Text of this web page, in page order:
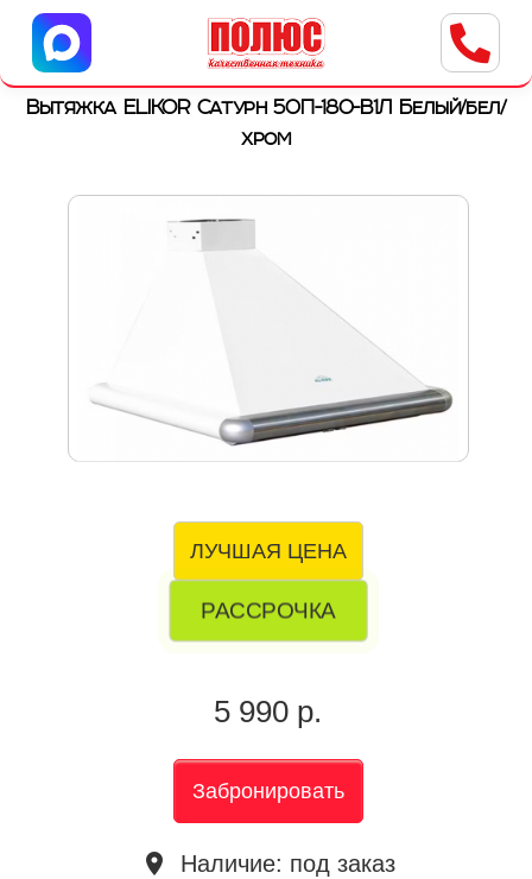
Центр бытовой техники
г. Ульяновск, ул. Пушкарева, 8a
Вытяжка ELIKOR Сатурн 50П-180-В1Л Белый/бел/
хром
ЛУЧШАЯ ЦЕНА
РАССРОЧКА
5 990 р.
Забронировать
place Наличие: под заказ